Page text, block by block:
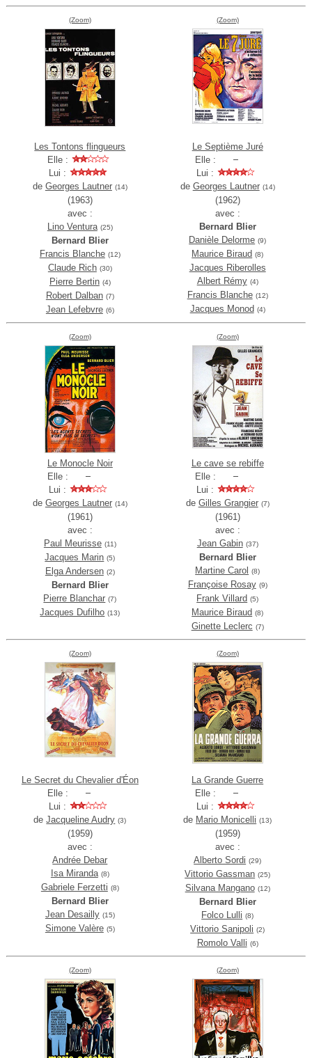
(Zoom)
Les Tontons flingueurs
Elle :
Lui :
de Georges Lautner (14)
(1963)
avec :
Lino Ventura (25)
Bernard Blier
Francis Blanche (12)
Claude Rich (30)
Pierre Bertin (4)
Robert Dalban (7)
Jean Lefebvre (6)
(Zoom)
Le Septième Juré
Elle :
Lui :
de Georges Lautner (14)
(1962)
avec :
Bernard Blier
Danièle Delorme (9)
Maurice Biraud (8)
Jacques Riberolles
Albert Rémy (4)
Francis Blanche (12)
Jacques Monod (4)
(Zoom)
Le Monocle Noir
Elle :
Lui :
de Georges Lautner (14)
(1961)
avec :
Paul Meurisse (11)
Jacques Marin (5)
Elga Andersen (2)
Bernard Blier
Pierre Blanchar (7)
Jacques Dufilho (13)
(Zoom)
Le cave se rebiffe
Elle :
Lui :
de Gilles Grangier (7)
(1961)
avec :
Jean Gabin (37)
Bernard Blier
Martine Carol
(8)
Françoise Rosay (9)
Frank Villard (5)
Maurice Biraud (8)
Ginette Leclerc (7)
(Zoom)
Le Secret du Chevalier d'Éon
Elle :
Lui :
deJacqueline Audry (3)
(1959)
avec :
Andrée Debar
Isa Miranda (8)
Gabriele Ferzetti (8)
Bernard Blier
Jean Desailly (15)
Simone Valère (5)
(Zoom)
La Grande Guerre
Elle :
Lui :
de Mario Monicelli (13)
(1959)
avec :
Alberto Sordi (29)
Vittorio Gassman (25)
Silvana Mangano (12)
Bernard Blier
Folco Lulli (8)
Vittorio Sanipoli (2)
Romolo Valli (6)
(Zoom) (Zoom)